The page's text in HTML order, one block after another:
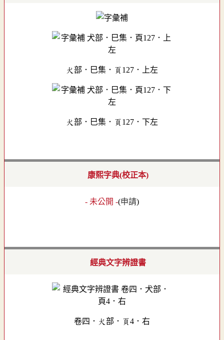
犬部．巳集．頁127．上左
犬部．巳集．頁127．下左
康熙字典(校正本)
- 未公開 -(申請)
經典文字辨證書
卷四．犬部．頁4．右